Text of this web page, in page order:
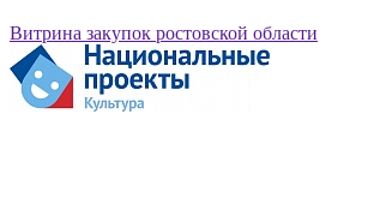
Витрина закупок ростовской области